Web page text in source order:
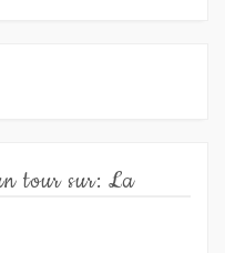
tour sur: La